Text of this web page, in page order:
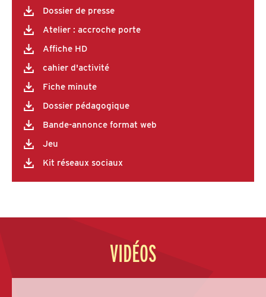
Dossier de presse
Atelier : accroche porte
Affiche HD
cahier d'activité
Fiche minute
Dossier pédagogique
Bande-annonce format web
Jeu
Kit réseaux sociaux
VIDÉOS